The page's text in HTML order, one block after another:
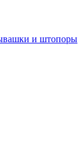
и штопоры